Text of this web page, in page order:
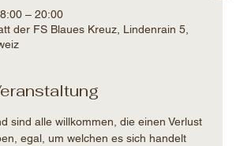
– 20:00
der FS Blaues Kreuz, Lindenrain 5,
sind alle willkommen, die einen Verlust
egal, um welchen es sich handelt